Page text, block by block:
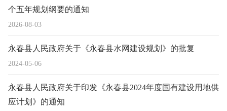
2026-08-03
个五年规划纲要的通知
2024-05-06
永春县人民政府关于《永春县水网建设规划》的批复
永春县人民政府关于印发《永春县2024年度国有建设用地供
应计划》的通知